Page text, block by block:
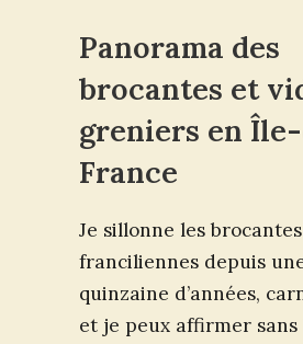
Panorama des
brocantes et
greniers en
France
Je sillonne les brocantes
franciliennes depuis
quinzaine d’années,
et je peux affirmer